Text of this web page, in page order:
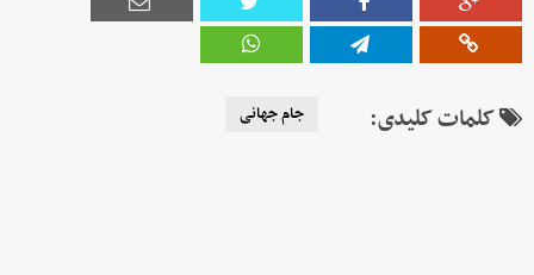
کلمات کلیدی: جام جهانی